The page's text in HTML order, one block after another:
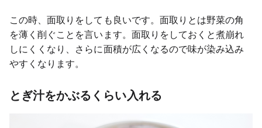
この時、面取りをしても良いです。面取りとは野菜の角
を薄く削ぐことを言います。面取りをしておくと煮崩れ
しにくくなり、さらに面積が広くなるので味が染み込み
やすくなります。
とぎ汁をかぶるくらい入れる